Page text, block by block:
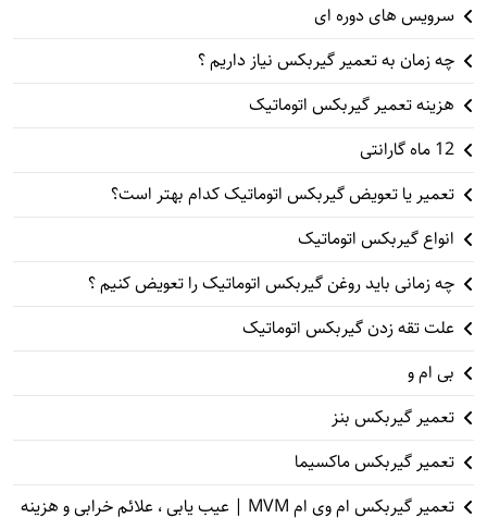
سرویس های دوره ای
چه زمان به تعمیر گیربکس نیاز داریم ؟
هزینه تعمیر گیربکس اتوماتیک
12 ماه گارانتی
تعمیر یا تعویض گیربکس اتوماتیک کدام بهتر است؟
انواع گیربکس اتوماتیک
چه زمانی باید روغن گیربکس اتوماتیک را تعویض کنیم ؟
علت تقه زدن گیربکس اتوماتیک
بی ام و
تعمیر گیربکس بنز
تعمیر گیربکس ماکسیما
تعمیر گیربکس ام وی ام MVM | عیب یابی ، علائم خرابی و هزینه